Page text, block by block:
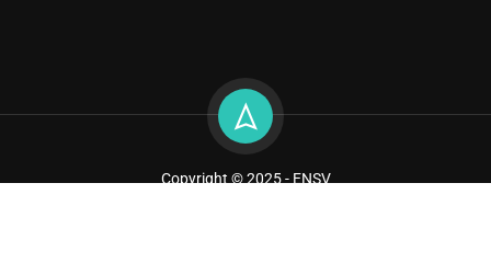
Copyright © 2025 - ENSV